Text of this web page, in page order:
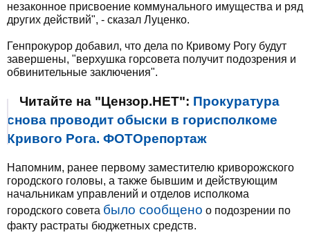
незаконное присвоение коммунального имущества и ряд
других действий", - сказал Луценко.
Генпрокурор добавил, что дела по Кривому Рогу будут
завершены, "верхушка горсовета получит подозрения и
обвинительные заключения".
Читайте на "Цензор.НЕТ": Прокуратура
снова проводит обыски в горисполкоме
Кривого Рога. ФОТОрепортаж
Напомним, ранее первому заместителю криворожского
городского головы, а также бывшим и действующим
начальникам управлений и отделов исполкома
городского совета было сообщено о подозрении по
факту растраты бюджетных средств.